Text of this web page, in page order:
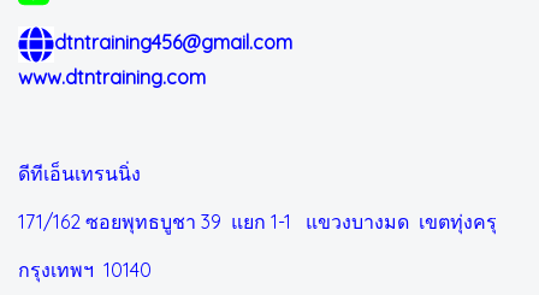
dtntraining456@gmail.com
www.dtntraining.com
ดีทีเอ็นเทรนนิ่ง
171/162 ซอยพุทธบูชา 39 แยก 1-1 แขวงบางมด เขตทุ่งครุ
กรุงเทพฯ 10140